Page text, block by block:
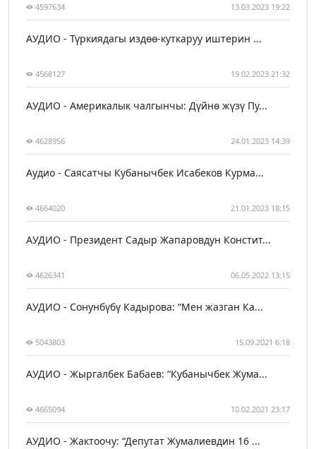
4597634 13.03.2023 19:22
АУДИО - Түркиядагы издөө-куткаруу иштерин ...
4568127 19.02.2023 21:32
АУДИО - Америкалык чалгынчы: Дүйнө жүзү Пу...
4628956 24.01.2023 14:39
Аудио - Саясатчы Кубанычбек Исабеков Курма...
4664020 21.01.2023 18:15
АУДИО - Президент Садыр Жапаровдун Констит...
4626341 06.05.2022 13:15
АУДИО - Сонунбүбү Кадырова: “Мен жазган Ка...
5043803 15.09.2021 6:18
АУДИО - Жыргалбек Бабаев: “Кубанычбек Жума...
4665094 10.02.2021 23:17
АУДИО - Жактоочу: “Депутат Жумалиевдин 16 ...